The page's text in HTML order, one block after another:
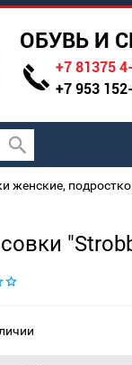
ОБУВЬ И
+7 81375
+7 953
женские,